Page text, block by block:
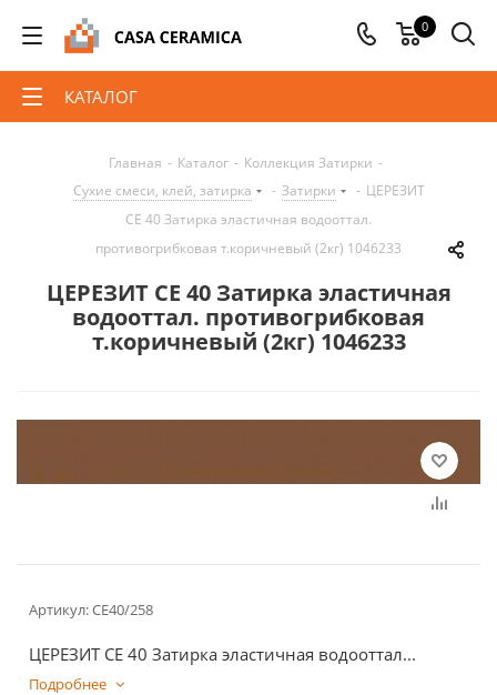
0
КАТАЛОГ
Главная - Каталог - Коллекция Затирки -
Сухие смеси, клей, затирка
- Затирки - ЦЕРЕЗИТ
CE 40 Затирка эластичная водооттал.
противогрибковая т.коричневый (2кг) 1046233
ЦЕРЕЗИТ CE 40 Затирка эластичная
водооттал. противогрибковая
т.коричневый (2кг) 1046233
Артикул:CE40/258
ЦЕРЕЗИТ CE 40 Затирка эластичная водооттал...
Подробнее